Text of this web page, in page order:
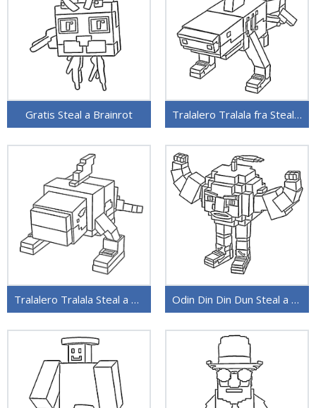
Gratis Steal a Brainrot Tralalero Tralala fra Steal a Brainrot
Tralalero Tralala Steal a Brainrot Odin Din Din Dun Steal a Brainrot